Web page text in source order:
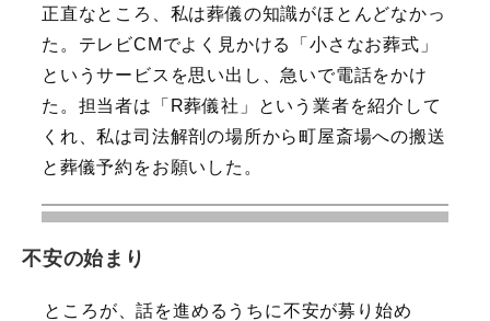
正直なところ、私は葬儀の知識がほとんどなかっ
た。テレビCMでよく見かける「小さなお葬式」
というサービスを思い出し、急いで電話をかけ
た。担当者は「R葬儀社」という業者を紹介して
くれ、私は司法解剖の場所から町屋斎場への搬送
と葬儀予約をお願いした。
不安の始まり
ところが、話を進めるうちに不安が募り始め